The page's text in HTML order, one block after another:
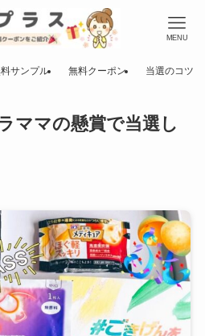
MENU
サンプル 無料クーポン 当選のコツ
ママの懸賞で当選し